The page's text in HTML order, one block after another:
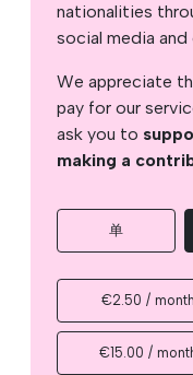
nationalities
social media
We appreciate
pay for our
ask you to
making a
单
€2.50 / month
€15.00 /